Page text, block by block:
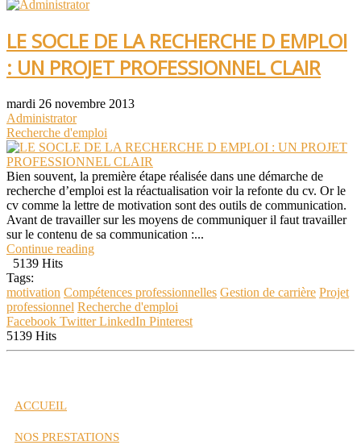
LE SOCLE DE LA RECHERCHE D EMPLOI
: UN PROJET PROFESSIONNEL CLAIR
mardi 26 novembre 2013
Administrator
Recherche d'emploi
Bien souvent, la première étape réalisée dans une démarche de
recherche d’emploi est la réactualisation voir la refonte du cv. Or le
cv comme la lettre de motivation sont des outils de communication.
Avant de travailler sur les moyens de communiquer il faut travailler
sur le contenu de sa communication :...
Continue reading
5139 Hits
Tags:
motivation Compétences professionnelles Gestion de carrière Projet
professionnel Recherche d'emploi
Facebook Twitter LinkedIn Pinterest
5139 Hits
ACCUEIL
NOS PRESTATIONS